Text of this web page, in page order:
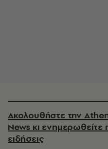
Ακολουθήστε την
News κι ενημερωθείτε
ειδήσεις